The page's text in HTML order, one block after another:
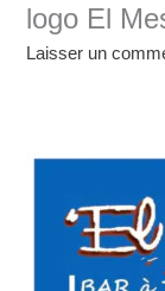
logo El
Laisser un